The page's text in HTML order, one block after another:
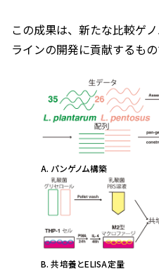
この成果は、新たな比較ゲ
ラインの開発に貢献するもの
A. パンゲノム構築
B. 共培養とELISA定量